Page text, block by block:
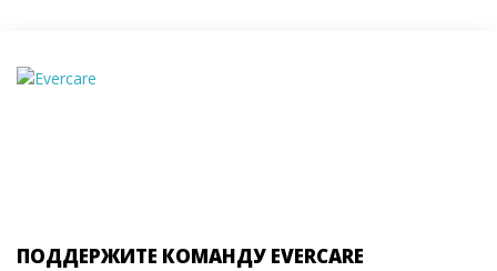
ПОДДЕРЖИТЕ КОМАНДУ EVERCARE